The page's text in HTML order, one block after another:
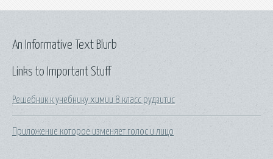
Links to Important Stuff
Решебник к учебнику химии 8 класс рудзитис
Приложение которое изменяет голос и лицо
An Informative Text Blurb